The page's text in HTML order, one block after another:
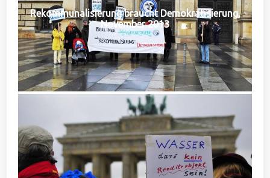
Rekommunalisierung braucht Demokratisierung,
November 2013